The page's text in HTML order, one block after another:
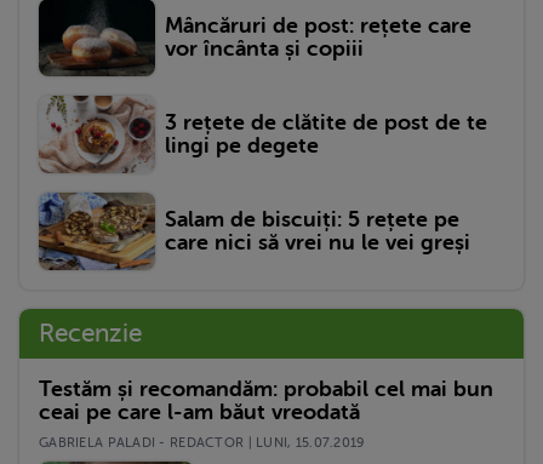
Mâncăruri de post: rețete care
vor încânta și copiii
3 rețete de clătite de post de te
lingi pe degete
Salam de biscuiți: 5 rețete pe
care nici să vrei nu le vei greși
Recenzie
Testăm și recomandăm: probabil cel mai bun
ceai pe care l-am băut vreodată
GABRIELA PALADI - REDACTOR | LUNI, 15.07.2019